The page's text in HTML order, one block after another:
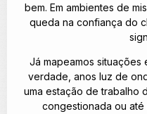
bem. Em ambientes de
queda na confiança do
Já mapeamos situações
verdade, anos luz de
uma estação de trabalho
congestionada ou até